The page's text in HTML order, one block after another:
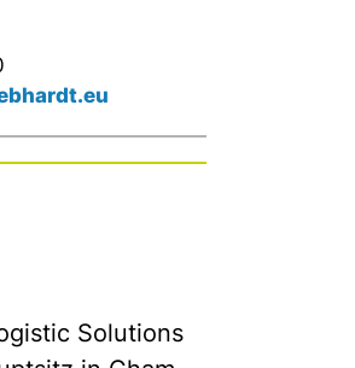
Solutions